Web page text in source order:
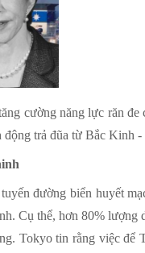
cường năng lực răn
trả đũa từ Bắc Kinh -
đường biển huyết
Cụ thể, hơn 80% lượng
Tokyo tin rằng việc